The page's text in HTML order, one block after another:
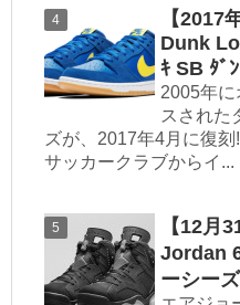
【2017
Dunk
ｷ SB ﾀﾞﾝ
2005年
スされた
ズが、2017年4月に復
サッカークラブからイ...
【12月
Jordan
ーシーズ